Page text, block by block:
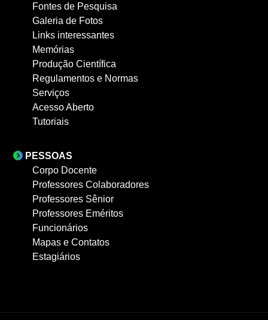
Fontes de Pesquisa
Galeria de Fotos
Links interessantes
Memórias
Produção Científica
Regulamentos e Normas
Serviços
Acesso Aberto
Tutoriais
PESSOAS
Corpo Docente
Professores Colaboradores
Professores Sênior
Professores Eméritos
Funcionários
Mapas e Contatos
Estagiários